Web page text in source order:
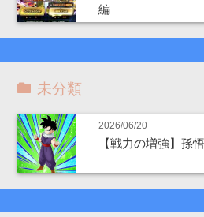
編
未分類
2026/06/20
【戦力の増強】孫